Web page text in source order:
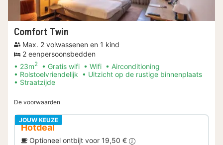
Comfort Twin
Max. 2 volwassenen en 1 kind
2 eenpersoonsbedden
23m2 Gratis wifi Wifi
Airconditioning
Rolstoelvriendelijk
Uitzicht op de rustige binnenplaats
Straatzijde
De voorwaarden
JOUW KEUZE
Hotdeal
Optioneel ontbijt voor 19,50 €